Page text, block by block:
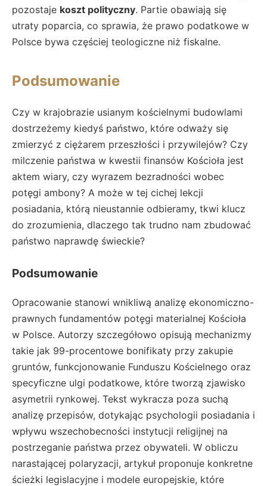
pozostaje koszt polityczny. Partie obawiają się
utraty poparcia, co sprawia, że prawo podatkowe w
Polsce bywa częściej teologiczne niż fiskalne.
Podsumowanie
Czy w krajobrazie usianym kościelnymi budowlami
dostrzeżemy kiedyś państwo, które odważy się
zmierzyć z ciężarem przeszłości i przywilejów? Czy
milczenie państwa w kwestii finansów Kościoła jest
aktem wiary, czy wyrazem bezradności wobec
potęgi ambony? A może w tej cichej lekcji
posiadania, którą nieustannie odbieramy, tkwi klucz
do zrozumienia, dlaczego tak trudno nam zbudować
państwo naprawdę świeckie?
Podsumowanie
Opracowanie stanowi wnikliwą analizę ekonomiczno-
prawnych fundamentów potęgi materialnej Kościoła
w Polsce. Autorzy szczegółowo opisują mechanizmy
takie jak 99-procentowe bonifikaty przy zakupie
gruntów, funkcjonowanie Funduszu Kościelnego oraz
specyficzne ulgi podatkowe, które tworzą zjawisko
asymetrii rynkowej. Tekst wykracza poza suchą
analizę przepisów, dotykając psychologii posiadania i
wpływu wszechobecności instytucji religijnej na
postrzeganie państwa przez obywateli. W obliczu
narastającej polaryzacji, artykuł proponuje konkretne
ścieżki legislacyjne i modele europejskie, które